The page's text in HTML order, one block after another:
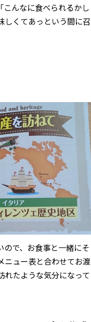
こんなに食べられるかし
しくてあっという間に召
ので、お食事と一緒にそ
ニュー表と合わせてお渡
たような気分になって